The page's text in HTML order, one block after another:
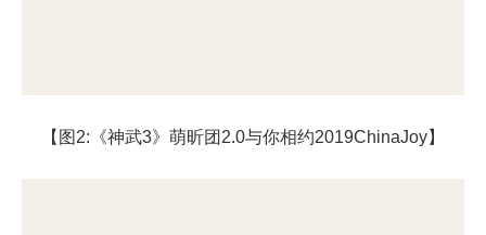
【图2:《神武3》萌昕团2.0与你相约2019ChinaJoy】